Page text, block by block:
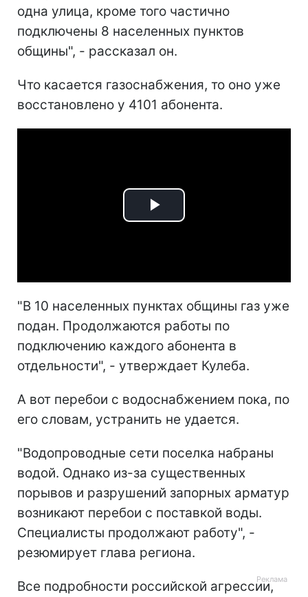
одна улица, кроме того частично
подключены 8 населенных пунктов
общины", - рассказал он.
Что касается газоснабжения, то оно уже
восстановлено у 4101 абонента.
Play
"В 10 населенных пунктах общины газ уже
подан. Продолжаются работы по
подключению каждого абонента в
отдельности", - утверждает Кулеба.
А вот перебои с водоснабжением пока, по
его словам, устранить не удается.
"Водопроводные сети поселка набраны
водой. Однако из-за существенных
порывов и разрушений запорных арматур
возникают перебои с поставкой воды.
Специалисты продолжают работу", -
резюмирует глава региона.
Все подробности российской агрессии,